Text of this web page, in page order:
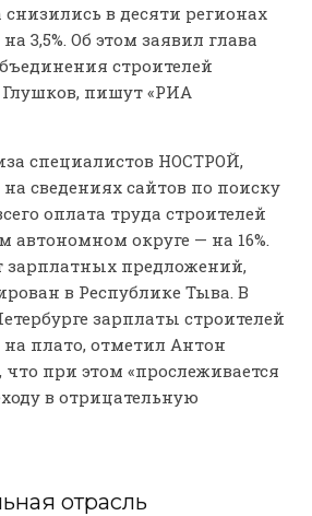
снизились в десяти регионах
3,5%. Об этом заявил глава
строителей
пишут «РИА
специалистов НОСТРОЙ,
сведениях сайтов по поиску
оплата труда строителей
автономном округе — на 16%.
зарплатных предложений,
в Республике Тыва. В
зарплаты строителей
на плато, отметил Антон
что при этом «прослеживается
в отрицательную
отрасль